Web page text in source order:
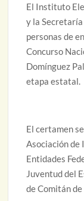
El Instituto
y la
personas de
Concurso
Domínguez
etapa estatal.
El certamen
Asociación de
Entidades
Juventud del
de Comitán